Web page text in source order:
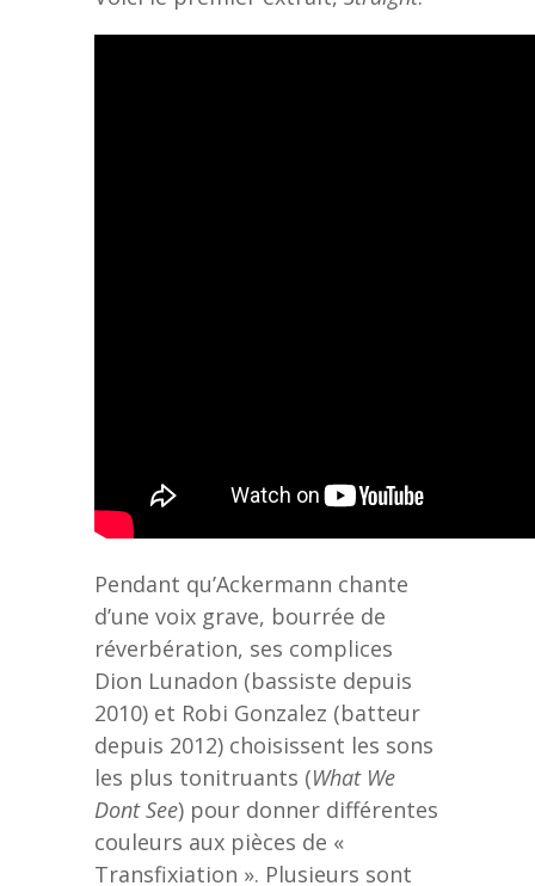
Pendant qu’Ackermann chante
d’une voix grave, bourrée de
réverbération, ses complices
Dion Lunadon (bassiste depuis
2010) et Robi Gonzalez (batteur
depuis 2012) choisissent les sons
les plus tonitruants (What We
Dont See) pour donner différentes
couleurs aux pièces de «
Transfixiation ». Plusieurs sont